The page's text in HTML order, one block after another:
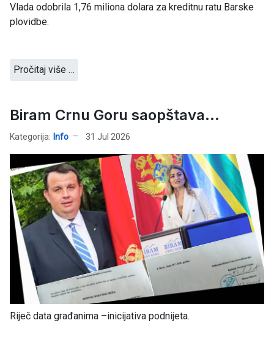
Vlada odobrila 1,76 miliona dolara za kreditnu ratu Barske
plovidbe.
Pročitaj više …
Biram Crnu Goru saopštava...
Kategorija: Info 31 Jul 2026
Riječ data građanima –inicijativa podnijeta.